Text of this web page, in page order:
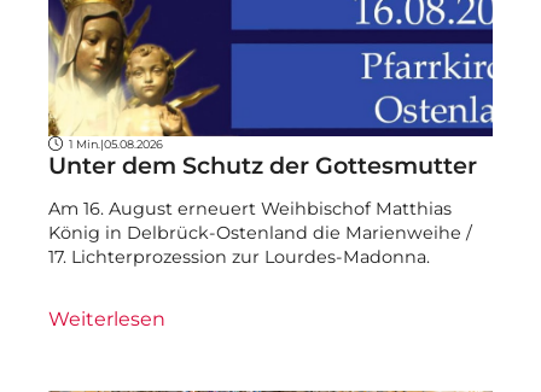
1 Min. |05.08.2026
Unter dem Schutz der Gottesmutter
Am 16. August erneuert Weihbischof Matthias
König in Delbrück-Ostenland die Marienweihe /
17. Lichterprozession zur Lourdes-Madonna.
Weiterlesen